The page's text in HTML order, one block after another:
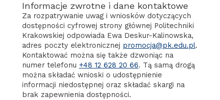
Informacje zwrotne i dane kontaktowe
Za rozpatrywanie uwag i wniosków dotyczących
dostępności cyfrowej strony głównej Politechniki
Krakowskiej odpowiada Ewa Deskur-Kalinowska,
adres poczty elektronicznej promocja@pk.edu.pl.
Kontaktować można się także dzwoniąc na
numer telefonu +48 12 628 20 66. Tą samą drogą
można składać wnioski o udostępnienie
informacji niedostępnej oraz składać skargi na
brak zapewnienia dostępności.